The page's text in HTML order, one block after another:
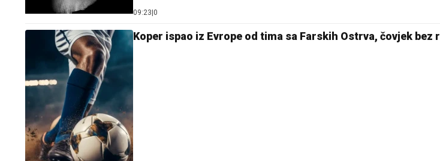
09:23 0
Koper ispao iz Evrope od tima sa Farskih Ostrva, čovjek